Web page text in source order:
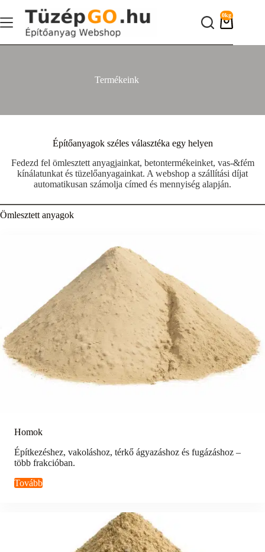
to
content
Shopping
0kg
Termékeink
Építőanyagok széles választéka egy helyen
Fedezd fel ömlesztett anyagjainkat, betontermékeinket, vas-&fém
kínálatunkat és tüzelőanyagainkat. A webshop a szállítási díjat
automatikusan számolja címed és mennyiség alapján.
Ömlesztett anyagok
Homok
Építkezéshez, vakoláshoz, térkő ágyazáshoz és fugázáshoz –
több frakcióban.
Tovább